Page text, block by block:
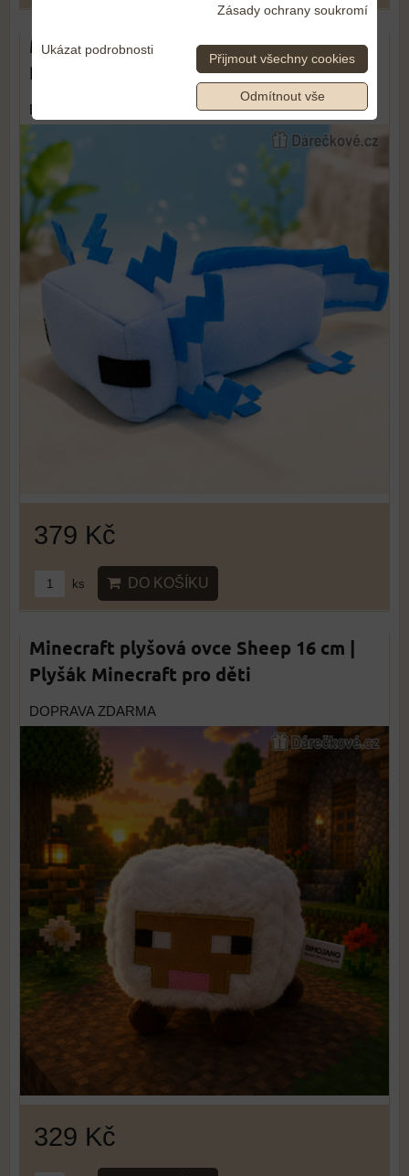
Modrý Axolotl Minecraft 30 cm |
Plyšový Axolotl Minecraft pro děti
DOPRAVA ZDARMA
379 Kč
ks DO KOŠÍKU
Minecraft plyšová ovce Sheep 16 cm |
Plyšák Minecraft pro děti
DOPRAVA ZDARMA
329 Kč
Zásady ochrany soukromí
Ukázat podrobnosti
Přijmout všechny cookies
Odmítnout vše